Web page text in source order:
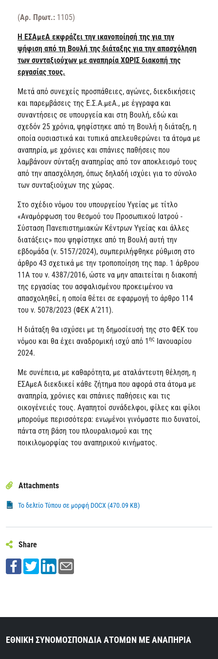
(Αρ. Πρωτ.: 1105)
Η ΕΣΑμεΑ εκφράζει την ικανοποίησή της για την
ψήφιση από τη Βουλή της διάταξης για την απασχόληση
των συνταξιούχων με αναπηρία ΧΩΡΙΣ διακοπή της
εργασίας τους.
Μετά από συνεχείς προσπάθειες, αγώνες, διεκδικήσεις
και παρεμβάσεις της Ε.Σ.Α.μεΑ., με έγγραφα και
συναντήσεις σε υπουργεία και στη Βουλή, εδώ και
σχεδόν 25 χρόνια, ψηφίστηκε από τη Βουλή η διάταξη, η
οποία ουσιαστικά και τυπικά απελευθερώνει τα άτομα με
αναπηρία, με χρόνιες και σπάνιες παθήσεις που
λαμβάνουν σύνταξη αναπηρίας από τον αποκλεισμό τους
από την απασχόληση, όπως δηλαδή ισχύει για το σύνολο
των συνταξιούχων της χώρας.
Στο σχέδιο νόμου του υπουργείου Υγείας με τίτλο
«Αναμόρφωση του θεσμού του Προσωπικού Ιατρού -
Σύσταση Πανεπιστημιακών Κέντρων Υγείας και άλλες
διατάξεις» που ψηφίστηκε από τη Βουλή αυτή την
εβδομάδα (ν. 5157/2024), συμπεριλήφθηκε ρύθμιση στο
άρθρο 43 σχετικά με την τροποποίηση της παρ. 1 άρθρου
11Α του ν. 4387/2016, ώστε να μην απαιτείται η διακοπή
της εργασίας του ασφαλισμένου προκειμένου να
απασχοληθεί, η οποία θέτει σε εφαρμογή το άρθρο 114
του ν. 5078/2023 (ΦΕΚ Α΄211).
Η διάταξη θα ισχύσει με τη δημοσίευσή της στο ΦΕΚ του
νόμου και θα έχει αναδρομική ισχύ από 1 ης Ιανουαρίου
2024.
Με συνέπεια, με καθαρότητα, με αταλάντευτη θέληση, η
ΕΣΑμεΑ διεκδικεί κάθε ζήτημα που αφορά στα άτομα με
αναπηρία, χρόνιες και σπάνιες παθήσεις και τις
οικογένειές τους. Αγαπητοί συνάδελφοι, φίλες και φίλοι
μπορούμε περισσότερα: ενωμένοι γινόμαστε πιο δυνατοί,
πάντα στη βάση του πλουραλισμού και της
ποικιλομορφίας του αναπηρικού κινήματος.
Attachments
Το δελτίο Τύπου σε μορφή DOCX (470.09 KB)
Share
ΕΘΝΙΚΗ ΣΥΝΟΜΟΣΠΟΝΔΙΑ ΑΤΟΜΩΝ ΜΕ ΑΝΑΠΗΡΙΑ